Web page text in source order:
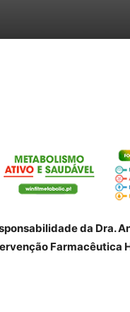
da Dra.
Farmacêutica